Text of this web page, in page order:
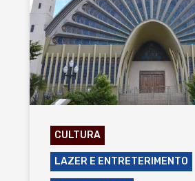
CULTURA
LAZER E ENTRETERIMENTO